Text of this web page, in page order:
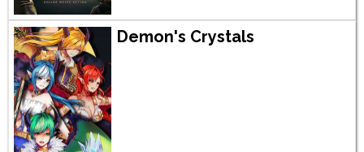
Demon's Crystals